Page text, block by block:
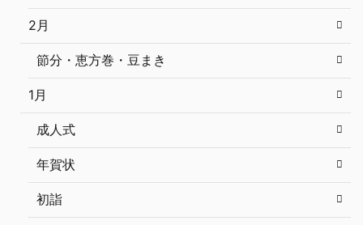
2月
節分・恵方巻・豆まき
1月
成人式
年賀状
初詣